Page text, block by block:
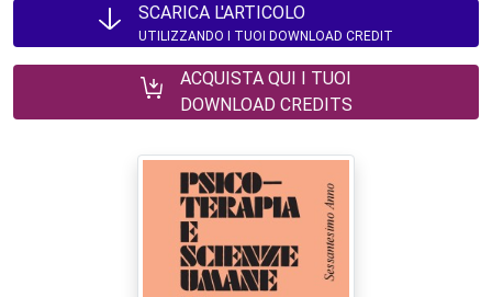
SCARICA L'ARTICOLO
UTILIZZANDO I TUOI DOWNLOAD CREDIT
ACQUISTA QUI I TUOI
DOWNLOAD CREDITS